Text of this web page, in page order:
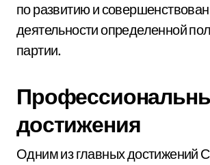
по развитию и
деятельности определенной
партии.
достижения
Одним из главных достижений